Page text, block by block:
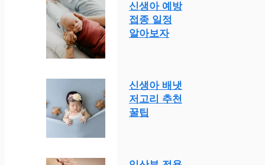
신생아 예방
접종 일정
알아보자
신생아 배냇
저고리 추천
꿀팁